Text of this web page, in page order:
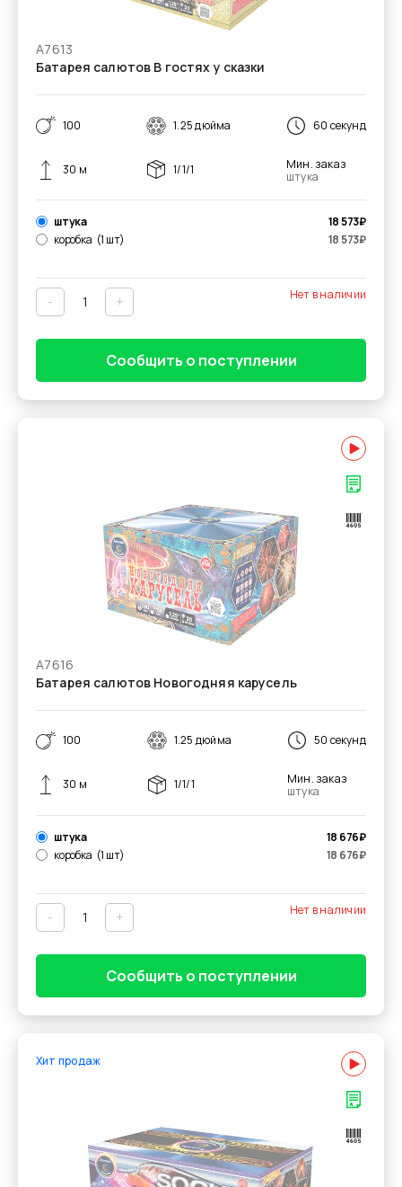
А7613
Батарея салютов В гостях у сказки
100 1.25 дюйма 60 секунд
30 м 1/1/1
Мин. заказ
штука
штука 18 573₽
коробка (1 шт) 18 573₽
- + Нет в наличии
Сообщить о поступлении
А7616
Батарея салютов Новогодняя карусель
100 1.25 дюйма 50 секунд
30 м 1/1/1
Мин. заказ
штука
штука 18 676₽
коробка (1 шт) 18 676₽
- + Нет в наличии
Сообщить о поступлении
Хит продаж